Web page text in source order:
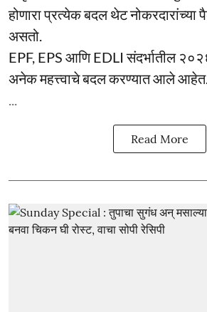
होणारा प्रत्येक बदल थेट नोकरदारांच्या
असतो.
EPF, EPS आणि EDLI संदर्भातील
अनेक महत्त्वाचे बदल करण्यात आले
Read More